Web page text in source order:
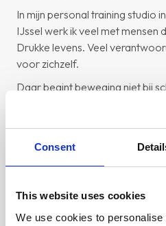
Consent
This website uses cookies
We use cookies to
In mijn personal training studio
IJssel werk ik veel met mensen
Drukke levens. Veel
voor zichzelf.
Daar begint beweging niet bij
Als je stopt met vechten tegen
fundamenteels.